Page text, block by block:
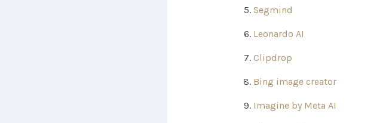
Segmind
Leonardo AI
Clipdrop
Bing image creator
Imagine by Meta AI